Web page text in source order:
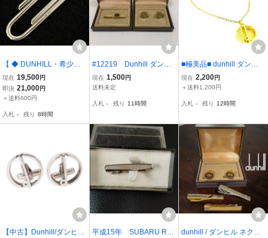
【 ◆ DUNHILL・希少未
使用品 /＊ ダンヒル《SIL
VER 925》ゼム型・ヴィ
ンテージ マネークリップ
現在 19,500円
即決 21,000円
＋送料600円
入札 - 残り 8時間
#12219 Dunhill ダンヒ
ル カフス カフスリンクス
ネクタイピン タイピン ゴ
ビジネス 紳士小物 USED
現在 1,500円
送料未定
入札 - 残り 11時間
■極美品■ dunhill ダンヒ
ル タイチェーン アクセサ
リー ビジネス 紳士 メン
現在 2,200円
＋送料1,200円
入札 - 残り 12時間
【中古】Dunhill/ダンヒル
平成15年 SUBARU R2
dunhill / ダンヒル ネクタ